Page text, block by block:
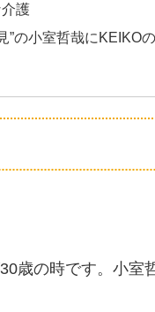
護
”の小室哲哉にKEIKO
歳の時です。小室